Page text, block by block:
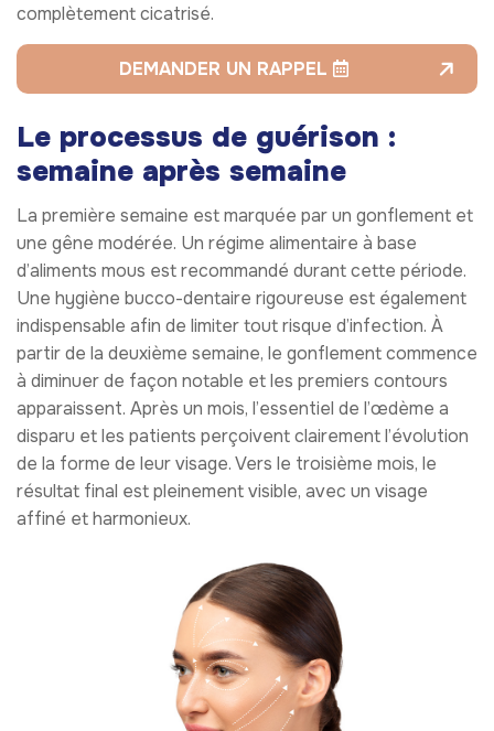
complètement cicatrisé.
DEMANDER UN RAPPEL
Le processus de guérison :
semaine après semaine
La première semaine est marquée par un gonflement et
une gêne modérée. Un régime alimentaire à base
d’aliments mous est recommandé durant cette période.
Une hygiène bucco-dentaire rigoureuse est également
indispensable afin de limiter tout risque d’infection. À
partir de la deuxième semaine, le gonflement commence
à diminuer de façon notable et les premiers contours
apparaissent. Après un mois, l’essentiel de l’œdème a
disparu et les patients perçoivent clairement l’évolution
de la forme de leur visage. Vers le troisième mois, le
résultat final est pleinement visible, avec un visage
affiné et harmonieux.